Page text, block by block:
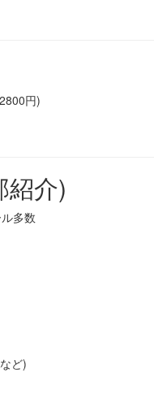
円)
紹介)
多数
ど)